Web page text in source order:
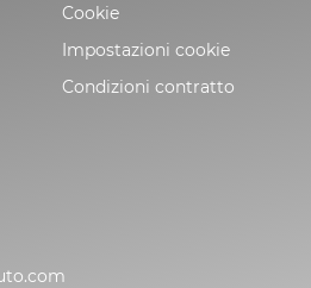
Cookie
Impostazioni cookie
Condizioni contratto